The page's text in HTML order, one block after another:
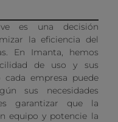
es una decisión
la eficiencia del
En Imanta, hemos
de uso y sus
cada empresa puede
sus necesidades
garantizar que la
equipo y potencie la